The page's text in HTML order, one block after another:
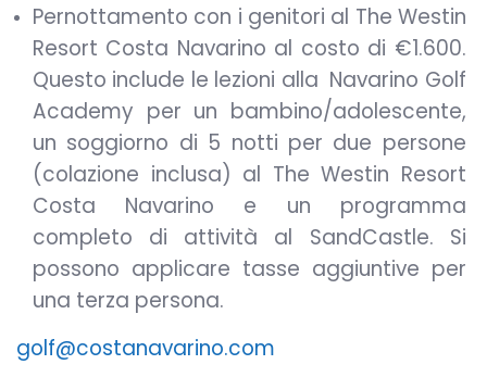
Pernottamento con i genitori al The Westin
Resort Costa Navarino al costo di €1.600.
Questo include le lezioni alla Navarino Golf
Academy per un bambino/adolescente,
un soggiorno di 5 notti per due persone
(colazione inclusa) al The Westin Resort
Costa Navarino e un programma
completo di attività al SandCastle. Si
possono applicare tasse aggiuntive per
una terza persona.
golf@costanavarino.com